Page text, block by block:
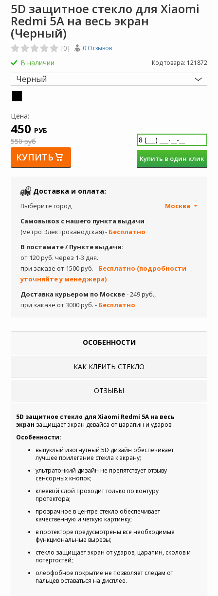
5D защитное стекло для Xiaomi
Redmi 5A на весь экран
(Черный)
[0] 0 Отзывов
В наличии Код товара: 121872
Черный
Цена:
450 РУБ
550 руб
КУПИТЬ Купить в один клик
Доставка и оплата:
Выберите город
Москва
Самовывоз с нашего пункта выдачи
(метро Электрозаводская) - Бесплатно
В постамате / Пункте выдачи:
от 120 руб. через 1-3 дня.
при заказе от 1500 руб. - Бесплатно (подробности
уточняйте у менеджера)
Доставка курьером по Москве- 249 руб.,
при заказе от 3000 руб. - Бесплатно
ОСОБЕННОСТИ
КАК КЛЕИТЬ СТЕКЛО
ОТЗЫВЫ
5D защитное стекло для Xiaomi Redmi 5A на весь
экран защищает экран девайса от царапин и ударов.
Особенности:
выпуклый изогнутный 5D дизайн обеспечивает
лучшее прилегание стекла к экрану;
ультратонкий дизайн не препятствует отзыву
сенсорных кнопок;
клеевой слой проходит только по контуру
протектора;
прозрачное в центре стекло обеспечивает
качественную и четкую картинку;
в протекторе предусмотрены все необходимые
функциональные вырезы;
стекло защищает экран от ударов, царапин, сколов и
потертостей;
олеофобное покрытие не позволяет следам от
пальцев оставаться на дисплее.